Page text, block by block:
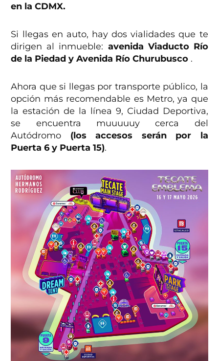
en la CDMX.
Si llegas en auto, hay dos vialidades que te
dirigen al inmueble: avenida Viaducto Río
de la Piedad y Avenida Río Churubusco .
Ahora que si llegas por transporte público, la
opción más recomendable es Metro, ya que
la estación de la línea 9, Ciudad Deportiva,
se encuentra muuuuuy cerca del
Autódromo (los accesos serán por la
Puerta 6 y Puerta 15).